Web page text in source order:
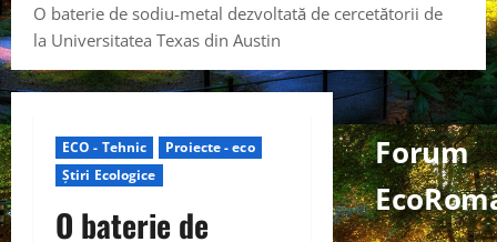
O baterie de sodiu-metal dezvoltată de cercetătorii de
la Universitatea Texas din Austin
ECO - Tehnic
Proiecte - eco
Știri Ecologice
O baterie de
Forum